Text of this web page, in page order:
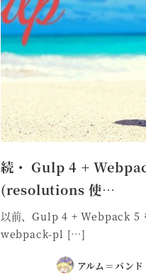
続・ Gulp 4 +
(resolutions 使…
以前、Gulp 4 + Webpack 5
webpack-pl […]
アルム＝バンド